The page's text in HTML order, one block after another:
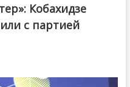
Кобахидзе
с партией